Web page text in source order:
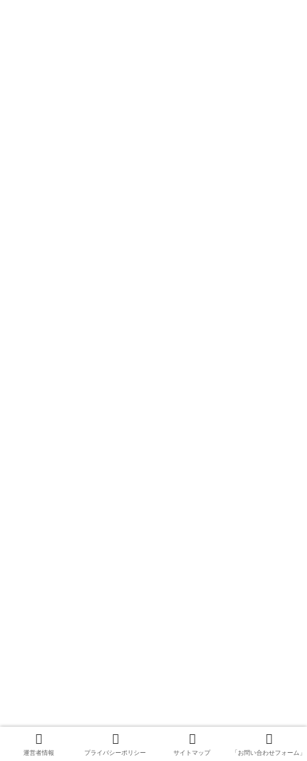
運営者情報 プライバシーポリシー サイトマップ 「お問い合わせフォーム」